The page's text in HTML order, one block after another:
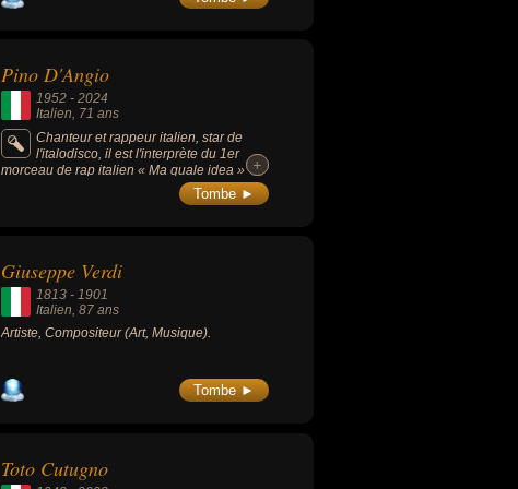
Pino D'Angio
1952 -2024
Italien, 71 ans
Chanteur et rappeur italien, star de
l'italodisco, il est l'interprète du 1er
morceau de rap italien « Ma quale idea »
+
+
Tombe ►
Giuseppe Verdi
1813 -1901
Italien, 87 ans
Artiste, Compositeur (Art, Musique).
Tombe ►
Toto Cutugno